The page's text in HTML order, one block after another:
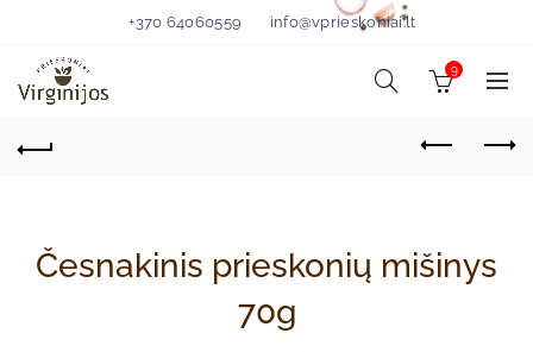
+370 64060559 info@vprieskoniai.lt
9
Česnakinis prieskonių mišinys
70g